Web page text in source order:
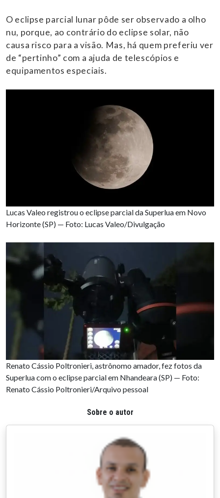
O eclipse parcial lunar pôde ser observado a olho
nu, porque, ao contrário do eclipse solar, não
causa risco para a visão. Mas, há quem preferiu ver
de “pertinho” com a ajuda de telescópios e
equipamentos especiais.
Lucas Valeo registrou o eclipse parcial da Superlua em Novo
Horizonte (SP) — Foto: Lucas Valeo/Divulgação
Renato Cássio Poltronieri, astrônomo amador, fez fotos da
Superlua com o eclipse parcial em Nhandeara (SP) — Foto:
Renato Cássio Poltronieri/Arquivo pessoal
Sobre o autor